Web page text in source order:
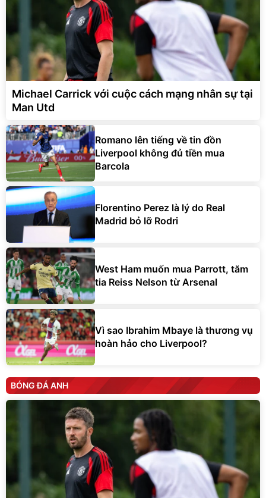
Michael Carrick với cuộc cách mạng nhân sự tại
Man Utd
Romano lên tiếng về tin đồn
Liverpool không đủ tiền mua
Barcola
Florentino Perez là lý do Real
Madrid bỏ lỡ Rodri
West Ham muốn mua Parrott, tăm
tia Reiss Nelson từ Arsenal
Vì sao Ibrahim Mbaye là thương vụ
hoàn hảo cho Liverpool?
BÓNG ĐÁ ANH